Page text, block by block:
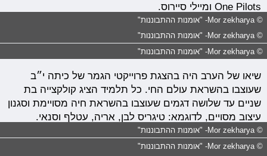
One Pilots ומיילי סיירוס.
© Mor zekharya- "אומנות ההתבוננות"
© Mor zekharya- "אומנות ההתבוננות"
© Mor zekharya- "אומנות ההתבוננות"
שיאו של הערב היה בהצגת פרוייקטי הגמר של כיתה י״ב
שעוצבו בהשראת עולם החי. כל תלמיד הציג קולקצייה בת
שניים עד שלושה דגמים שעוצבו בהשראת חיה מסויימת וסגנון
עיצוב מסויים, לדוגמא: טיגריס לבן, אריה, עטלף וסנאי.
© Mor zekharya- "אומנות ההתבוננות"
© Mor zekharya- "אומנות ההתבוננות"